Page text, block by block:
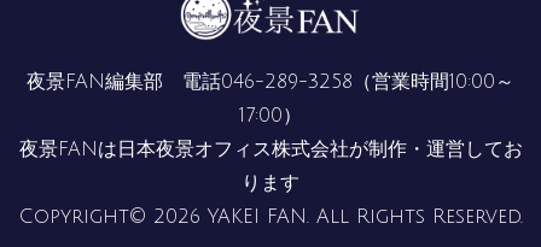
夜景FAN編集部 電話046-289-3258 （営業時間10:00～
17:00）
夜景FANは 日本夜景オフィス株式会社が制作・運営してお
ります
Copyright© 2026 YAKEI FAN. All Rights Reserved.